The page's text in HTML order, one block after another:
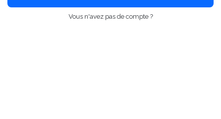
Vous n'avez pas de compte ?